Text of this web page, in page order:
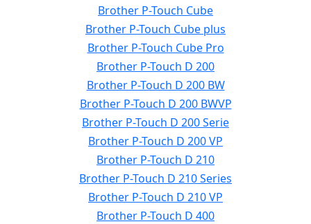
Brother P-Touch Cube
Brother P-Touch Cube plus
Brother P-Touch Cube Pro
Brother P-Touch D 200
Brother P-Touch D 200 BW
Brother P-Touch D 200 BWVP
Brother P-Touch D 200 Serie
Brother P-Touch D 200 VP
Brother P-Touch D 210
Brother P-Touch D 210 Series
Brother P-Touch D 210 VP
Brother P-Touch D 400